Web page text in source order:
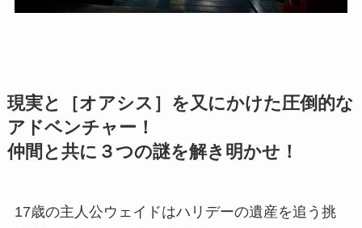
現実と［オアシス］を又にかけた圧倒的な
アドベンチャー！
仲間と共に３つの謎を解き明かせ！
17歳の主人公ウェイドはハリデーの遺産を追う挑